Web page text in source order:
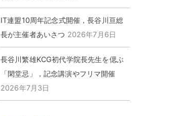
IT連盟10周年記念式開催，長谷川亘総
長が主催者あいさつ 2026年7月6日
長谷川繁雄KCG初代学院長先生を偲ぶ
「閑堂忌」，記念講演やフリマ開催
2026年7月3日